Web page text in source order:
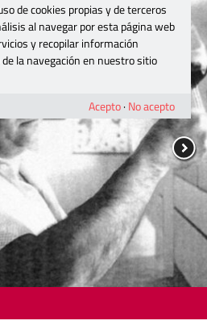
de cookies propias y de terceros
al navegar por esta página web
y recopilar información
la navegación en nuestro sitio
Acepto· No acepto